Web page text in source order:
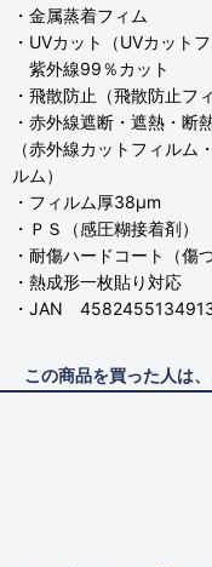
・金属蒸着フィム
・UVカット（UVカットフ
紫外線99％カット
・飛散防止（飛散防止フ
・赤外線遮断・遮熱・断
（赤外線カットフィルム
ルム）
・フィルム厚38μm
・ＰＳ（感圧糊接着剤）
・耐傷ハードコート（傷
・熱成形一枚貼り対応
・JAN
この商品を買った人は